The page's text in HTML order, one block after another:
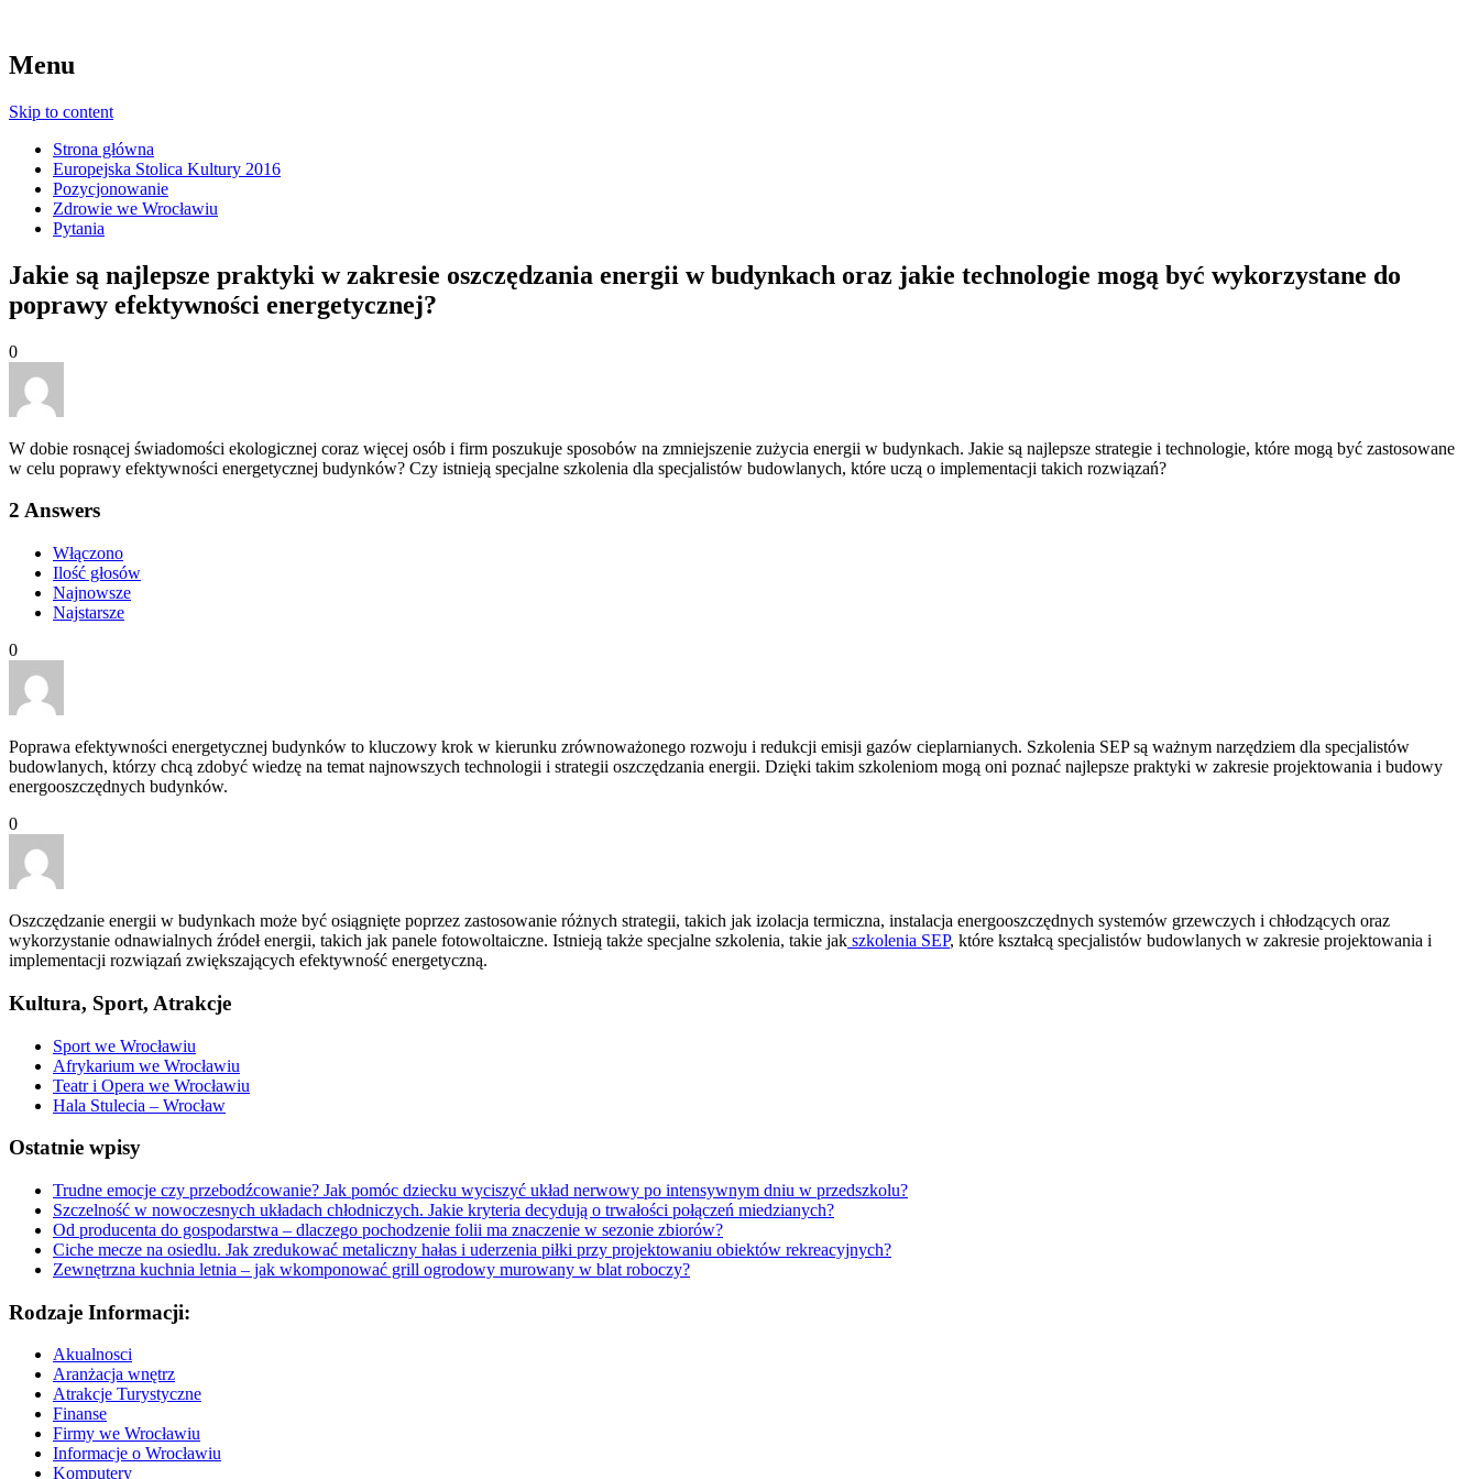
Menu
Skip to content
Strona główna
Europejska Stolica Kultury 2016
Pozycjonowanie
Zdrowie we Wrocławiu
Pytania
Jakie są najlepsze praktyki w zakresie oszczędzania energii w budynkach oraz jakie technologie mogą być wykorzystane do
poprawy efektywności energetycznej?
0
W dobie rosnącej świadomości ekologicznej coraz więcej osób i firm poszukuje sposobów na zmniejszenie zużycia energii w budynkach. Jakie są najlepsze strategie i technologie, które mogą być zastosowane
w celu poprawy efektywności energetycznej budynków? Czy istnieją specjalne szkolenia dla specjalistów budowlanych, które uczą o implementacji takich rozwiązań?
2 Answers
Włączono
Ilość głosów
Najnowsze
Najstarsze
0
Poprawa efektywności energetycznej budynków to kluczowy krok w kierunku zrównoważonego rozwoju i redukcji emisji gazów cieplarnianych. Szkolenia SEP są ważnym narzędziem dla specjalistów
budowlanych, którzy chcą zdobyć wiedzę na temat najnowszych technologii i strategii oszczędzania energii. Dzięki takim szkoleniom mogą oni poznać najlepsze praktyki w zakresie projektowania i budowy
energooszczędnych budynków.
0
Oszczędzanie energii w budynkach może być osiągnięte poprzez zastosowanie różnych strategii, takich jak izolacja termiczna, instalacja energooszczędnych systemów grzewczych i chłodzących oraz
wykorzystanie odnawialnych źródeł energii, takich jak panele fotowoltaiczne. Istnieją także specjalne szkolenia, takie jak szkolenia SEP, które kształcą specjalistów budowlanych w zakresie projektowania i
implementacji rozwiązań zwiększających efektywność energetyczną.
Kultura, Sport, Atrakcje
Sport we Wrocławiu
Afrykarium we Wrocławiu
Teatr i Opera we Wrocławiu
Hala Stulecia – Wrocław
Ostatnie wpisy
Trudne emocje czy przebodźcowanie? Jak pomóc dziecku wyciszyć układ nerwowy po intensywnym dniu w przedszkolu?
Szczelność w nowoczesnych układach chłodniczych. Jakie kryteria decydują o trwałości połączeń miedzianych?
Od producenta do gospodarstwa – dlaczego pochodzenie folii ma znaczenie w sezonie zbiorów?
Ciche mecze na osiedlu. Jak zredukować metaliczny hałas i uderzenia piłki przy projektowaniu obiektów rekreacyjnych?
Zewnętrzna kuchnia letnia – jak wkomponować grill ogrodowy murowany w blat roboczy?
Rodzaje Informacji:
Akualnosci
Aranżacja wnętrz
Atrakcje Turystyczne
Finanse
Firmy we Wrocławiu
Informacje o Wrocławiu
Komputery